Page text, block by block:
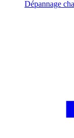
Dépannage